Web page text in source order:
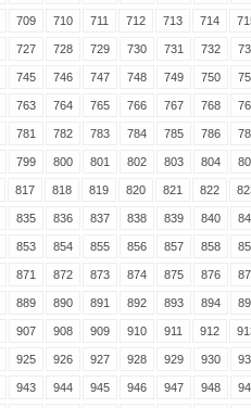
709 710 711 712 713 714
727 728 729 730 731 732
745 746 747 748 749 750
763 764 765 766 767 768
781 782 783 784 785 786
799 800 801 802 803 804
817 818 819 820 821 822
835 836 837 838 839 840
853 854 855 856 857 858
871 872 873 874 875 876
889 890 891 892 893 894
907 908 909 910 911 912
925 926 927 928 929 930
943 944 945 946 947 948